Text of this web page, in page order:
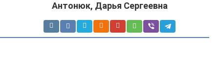
Антонюк, Дарья Сергеевна